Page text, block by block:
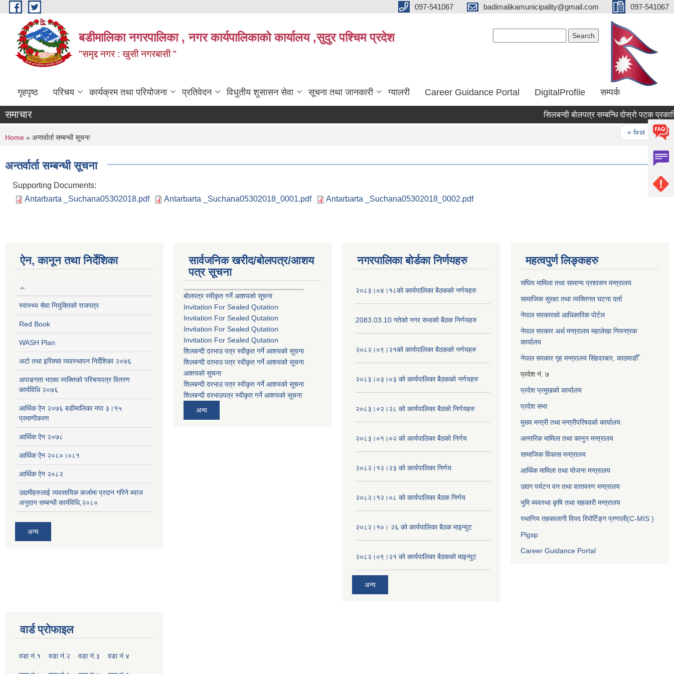
Skip to main content 097-541067 badimalikamunicipality@gmail.com 097-541067
बडीमालिका नगरपालिका , नगर कार्यपालिकाको कार्यालय ,सुदुर पश्चिम प्रदेश
"समृद्द नगर : खुसी नगरबासी "
गृहपृष्ठ परिचय कार्यक्रम तथा परियोजना प्रतिवेदन विधुतीय शुसासन सेवा सूचना तथा जानकारी ग्यालरी Career Guidance Portal DigitalProfile सम्पर्क
समाचार सिलबन्दी बोलपत्र सम्बन्धि दोस्रो पटक
« first ‹
You are here
Home » अन्तर्वार्ता सम्बन्धी सूचना
अन्तर्वार्ता सम्बन्धी सूचना
Supporting Documents:
Antarbarta _Suchana05302018.pdf
Antarbarta _Suchana05302018_0001.pdf Antarbarta _Suchana05302018_0002.pdf
ऐन, कानून तथा निर्देशिका
स्वास्थ्य सेवा नियुक्तिको राजपत्र
Red Book
WASH Plan
अटो तथा इरिक्सा व्यवस्थापन निर्देशिका २०७६
अपाङगता भएका व्यक्तिको परिचयपत्र वितरण
कार्यविधि २०७६
आर्थिक ऐन २०७६ बडीमालिका नपा ३।१५
प्रमाणीकरण
आर्थिक ऐन २०७८
आर्थिक ऐन २०८०।०८१
आर्थिक ऐन २०८२
उद्यमीहरुलाई व्यवसायिक कर्जामा प्रदान गरिने ब्याज
अनुदान सम्बन्धी कार्यविधि,२०८०
अन्य
सार्वजनिक खरीद/बोलपत्र/आशय
पत्र सूचना
बोलपत्र स्वीकृत गर्ने आशयको सूचना
Invitation For Sealed Qutation
Invitation For Sealed Qutation
Invitation For Sealed Qutation
Invitation For Sealed Qutation
शिलबन्दी दरभाउ पत्र स्वीकृत गर्ने आशयको सूचना
शिलबन्दी दरभाउ पत्र स्वीकृत गर्ने आशयको सूचना
आशयको सुचना
शिलबन्दी दरभाउ पत्र स्वीकृत गर्ने आशयको सूचना
शिलबन्दी दरभाउपत्र स्वीकृत गर्ने आशयको सूचना
अन्य
नगरपालिका बोर्डका निर्णयहरु
२०८३।०४।१८को कार्यपालिका बैठकको नर्णयहरु
2083.03.10 गतेको नगर सभाको बैठक निर्णयहरु
२०८२।०९।२१को कार्यपालिका बैठकको नर्णयहरु
२०८३।०३।०३ को कार्यपालिका बैठकको नर्णयहरु
२०८३।०२।२८ को कार्यपालिका बैठको निर्णयहरु
२०८३।०१।०२ को कार्यपालिका बैठको निर्णय
२०८२।१२।२३ को कार्यपालिका निर्णय
२०८२।१२।०८ को कार्यपालिका बैठक निर्णय
२०८२।१०। २६ को कार्यपालिका बैठक माइन्युट
२०८२।०९।२१ को कार्यपालिका बैठकको माइन्युट
अन्य
महत्वपुर्ण लिङ्कहरु
संघिय मामिला तथा सामान्य प्रशासन मन्त्रालय
सामाजिक सुरक्षा तथा व्यक्तिगत घटना दर्ता
नेपाल सरकारको आधिकारिक पोर्टल
नेपाल सरकार अर्थ मन्त्रालय महालेखा नियन्त्रक
कार्यालय
नेपाल सरकार गृह मन्त्रालय सिंहदरबार, काठमाडौँ
प्रदेश नं. ७
प्रदेश प्रमुखको कार्यालय
प्रदेश सभा
मुख्य मन्त्री तथा मन्त्रीपरिषदको कार्यालय
आन्तरिक मामिला तथा कानुन मन्त्रालय
सामाजिक विकास मन्त्रालय
आर्थिक मामिला तथा योजना मन्त्रालय
उद्यग पर्यटन वन तथा वातावरण मन्त्रालय
भुमि ब्यवस्था कृषि तथा सहकारी मन्त्रालय
स्थानिय तहकालागी विपद रिपोर्टिङ्ग प्रणाली(C-MIS )
Plgsp
Career Guidance Portal
वार्ड प्रोफाइल
वडा नं.१ वडा नं.२ वडा नं.३ वडा नं ४